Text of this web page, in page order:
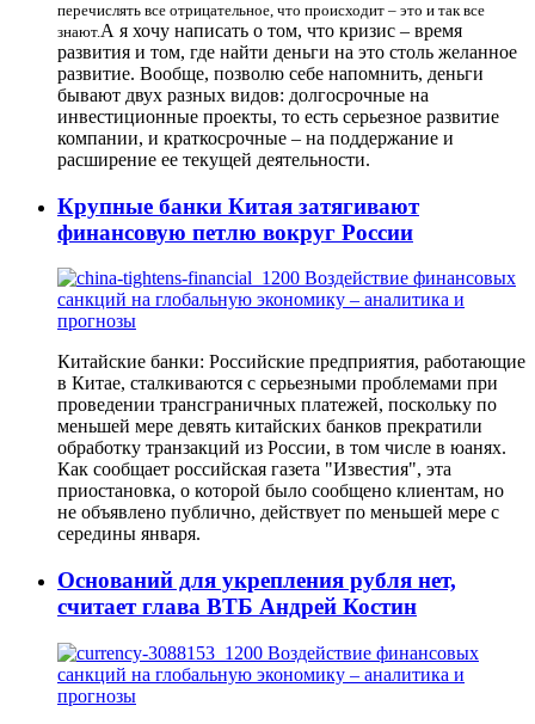
перечислять все отрицательное, что происходит – это и так все
знают.А я хочу написать о том, что кризис – время
развития и том, где найти деньги на это столь желанное
развитие. Вообще, позволю себе напомнить, деньги
бывают двух разных видов: долгосрочные на
инвестиционные проекты, то есть серьезное развитие
компании, и краткосрочные – на поддержание и
расширение ее текущей деятельности.
Крупные банки Китая затягивают
финансовую петлю вокруг России
Китайские банки: Российские предприятия, работающие
в Китае, сталкиваются с серьезными проблемами при
проведении трансграничных платежей, поскольку по
меньшей мере девять китайских банков прекратили
обработку транзакций из России, в том числе в юанях.
Как сообщает российская газета "Известия", эта
приостановка, о которой было сообщено клиентам, но
не объявлено публично, действует по меньшей мере с
середины января.
Оснований для укрепления рубля нет,
считает глава ВТБ Андрей Костин